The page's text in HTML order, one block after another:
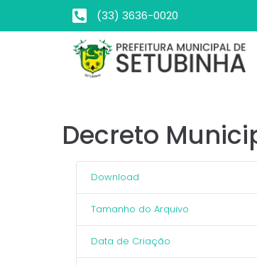
(33) 3636-0020
Decreto
Download
Tamanho do Arquivo
Data de Criação